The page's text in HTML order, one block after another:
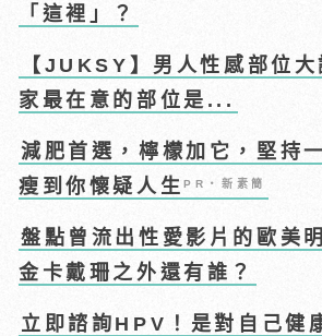
「這裡」？
【JUKSY】男人性感部位
家最在意的部位是...
減肥首選，檸檬加它，堅持
瘦到你懷疑人生PR・新素簡
盤點曾流出性愛影片的歐美
金卡戴珊之外還有誰？
立即諮詢HPV！是對自己健